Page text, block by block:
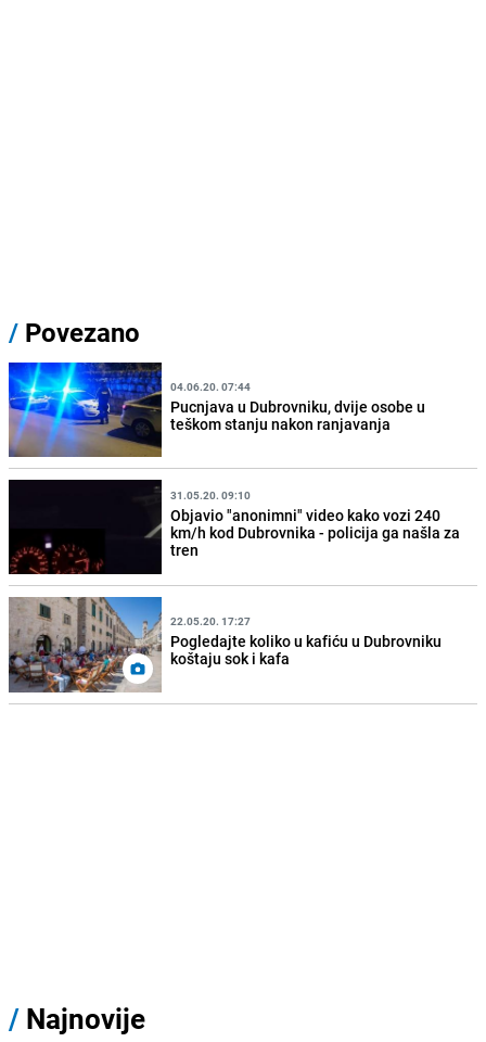
/ Povezano
04.06.20. 07:44
Pucnjava u Dubrovniku, dvije osobe u
teškom stanju nakon ranjavanja
31.05.20. 09:10
Objavio "anonimni" video kako vozi 240
km/h kod Dubrovnika - policija ga našla za
tren
22.05.20. 17:27
Pogledajte koliko u kafiću u Dubrovniku
koštaju sok i kafa
/ Najnovije